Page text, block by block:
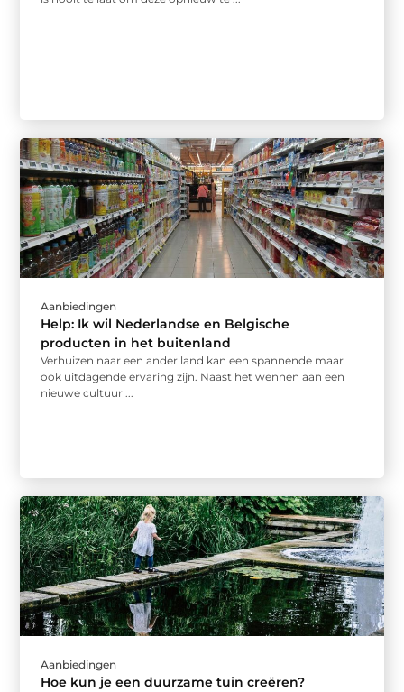
Aanbiedingen
Help: Ik wil Nederlandse en Belgische
producten in het buitenland
Verhuizen naar een ander land kan een spannende maar
ook uitdagende ervaring zijn. Naast het wennen aan een
nieuwe cultuur ...
Aanbiedingen
Hoe kun je een duurzame tuin creëren?